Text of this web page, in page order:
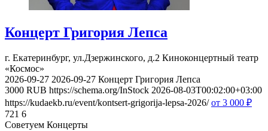
Концерт Григория Лепса
г. Екатеринбург, ул.Дзержинского, д.2 Киноконцертный театр
«Космос»
2026-09-27 2026-09-27 Концерт Григория Лепса
3000 RUB https://schema.org/InStock 2026-08-03T00:02:00+03:00
https://kudaekb.ru/event/kontsert-grigorija-lepsa-2026/ от 3 000 ₽
721 6
Советуем Концерты